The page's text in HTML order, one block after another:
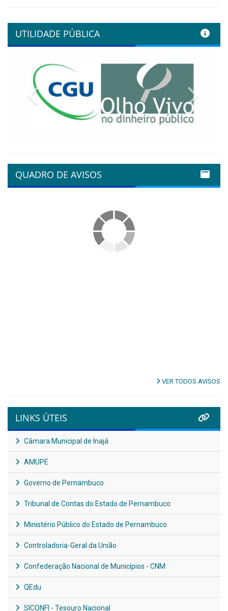
UTILIDADE PÚBLICA
Previous
QUADRO DE AVISOS
VER TODOS AVISOS
LINKS ÚTEIS
Câmara Municipal de Inajá
AMUPE
Governo de Pernambuco
Tribunal de Contas do Estado de Pernambuco
Ministério Público do Estado de Pernambuco
Controladoria-Geral da União
Confederação Nacional de Municípios - CNM
QEdu
SICONFI - Tesouro Nacional